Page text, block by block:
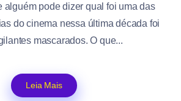
alguém pode dizer qual foi uma das
do cinema nessa última década foi
mascarados. O que...
Leia Mais